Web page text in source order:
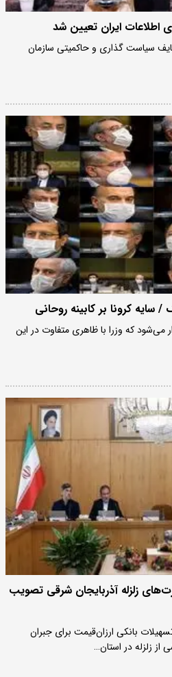
اطلاعات ایران تعیین شد
سیاست گذاری و حاکمیتی سازمان
سایه کرونا بر کابینه روحانی
که وزرا با ظاهری متفاوت در این
زلزله آذربایجان شرقی تصویب
بانکی ارزان‌قیمت برای جبران
زلزله در استان…